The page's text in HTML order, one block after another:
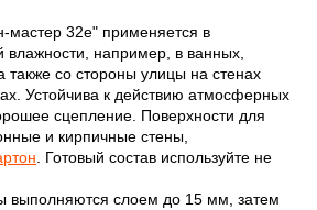
мастер 32е" применяется в
например, в ванных,
также со стороны улицы на стенах
Устойчива к действию атмосферных
сцепление. Поверхности для
и кирпичные стены,
. Готовый состав используйте не
выполняются слоем до 15 мм, затем